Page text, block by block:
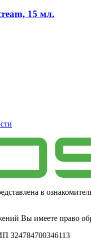
15 мл.
в
Вы имеете право
324784700346113